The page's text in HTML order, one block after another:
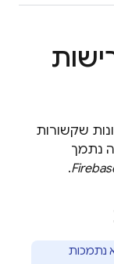
שקשורות
נתמך
.